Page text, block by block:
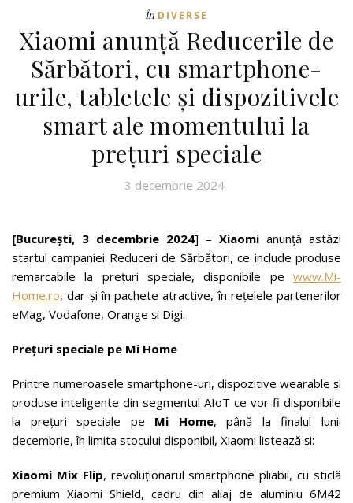
În DIVERSE
Xiaomi anunță Reducerile de
Sărbători, cu smartphone-
urile, tabletele și dispozitivele
smart ale momentului la
prețuri speciale
3 decembrie 2024
[București, 3 decembrie 2024] – Xiaomi anunță astăzi
startul campaniei Reduceri de Sărbători, ce include produse
remarcabile la prețuri speciale, disponibile pe www.Mi-
Home.ro, dar și în pachete atractive, în rețelele partenerilor
eMag, Vodafone, Orange și Digi.
Prețuri speciale pe Mi Home
Printre numeroasele smartphone-uri, dispozitive wearable și
produse inteligente din segmentul AIoT ce vor fi disponibile
la prețuri speciale pe Mi Home, până la finalul lunii
decembrie, în limita stocului disponibil, Xiaomi listează și:
Xiaomi Mix Flip, revoluționarul smartphone pliabil, cu sticlă
premium Xiaomi Shield, cadru din aliaj de aluminiu 6M42